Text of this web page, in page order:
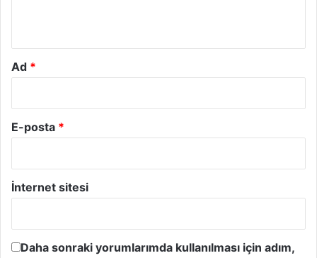
Ad *
E-posta *
İnternet sitesi
Daha sonraki yorumlarımda kullanılması için adım,